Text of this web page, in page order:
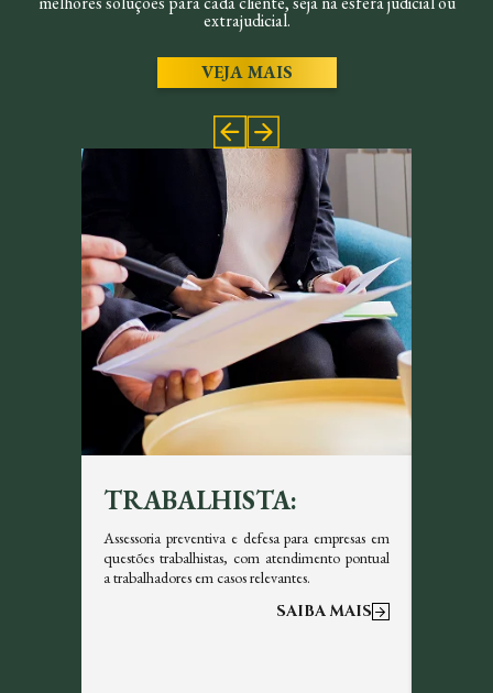
TRABALHISTA:
Assessoria preventiva e defesa para empresas em
questões trabalhistas, com atendimento pontual
a trabalhadores em casos relevantes.
SAIBA MAIS
extrajudicial.
VEJA MAIS